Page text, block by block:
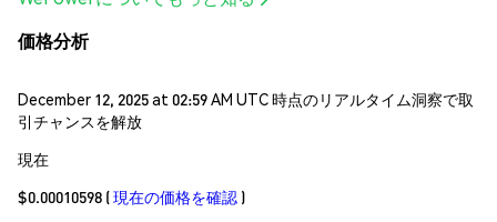
価格分析
December 12, 2025 at 02:59 AM UTC 時点のリアルタイム洞察で取
引チャンスを解放
現在
$0.00010598 (現在の価格を確認 )